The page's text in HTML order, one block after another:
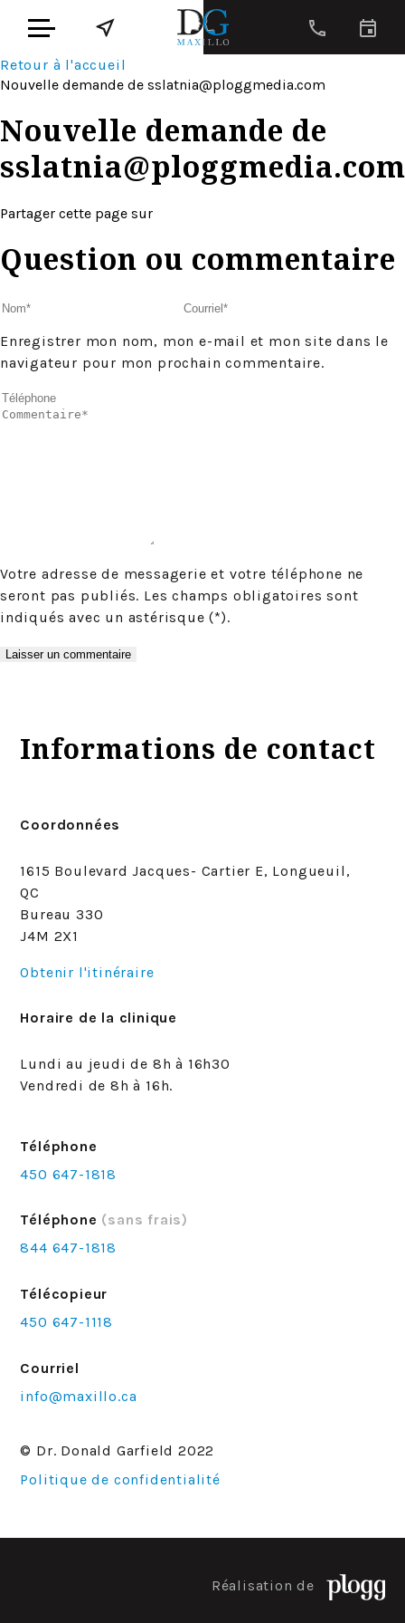
Retour à l'accueil
Nouvelle demande de sslatnia@ploggmedia.com
Nouvelle demande de
sslatnia@ploggmedia.com
Partager cette page sur
Question ou commentaire
Enregistrer mon nom, mon e-mail et mon site dans le
navigateur pour mon prochain commentaire.
Votre adresse de messagerie et votre téléphone ne
seront pas publiés. Les champs obligatoires sont
indiqués avec un astérisque (*).
Informations de contact
Coordonnées
1615 Boulevard Jacques- Cartier E, Longueuil,
QC
Bureau 330
J4M 2X1
Obtenir l'itinéraire
Horaire de la clinique
Lundi au jeudi de 8h à 16h30
Vendredi de 8h à 16h.
Téléphone
450 647-1818
Téléphone (sans frais)
844 647-1818
Télécopieur
450 647-1118
Courriel
info@maxillo.ca
© Dr. Donald Garfield 2022
Politique de confidentialité
Réalisation de